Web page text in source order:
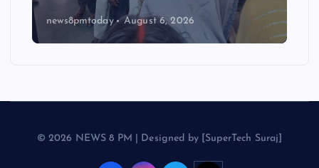
news8pmtoday August 6, 2026
© 2026 NEWS 8 PM | Designed by [SuperTech Suraj]